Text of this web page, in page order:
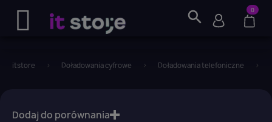
search 0
itstore Doładowania cyfrowe Doładowania telefoniczne
Dodaj do porównania